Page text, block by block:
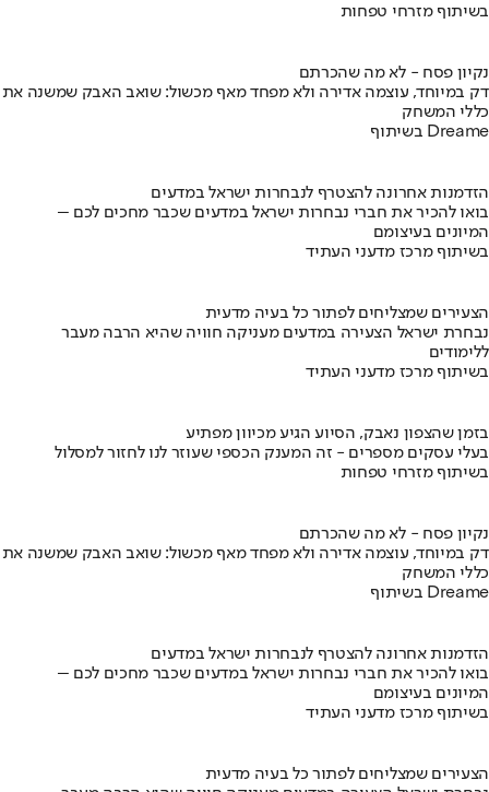
בשיתוף מזרחי טפחות
נקיון פסח - לא מה שהכרתם
דק במיוחד, עוצמה אדירה ולא מפחד מאף מכשול: שואב האבק שמשנה את
כללי המשחק
בשיתוף Dreame
הזדמנות אחרונה להצטרף לנבחרות ישראל במדעים
בואו להכיר את חברי נבחרות ישראל במדעים שכבר מחכים לכם –
המיונים בעיצומם
בשיתוף מרכז מדעני העתיד
הצעירים שמצליחים לפתור כל בעיה מדעית
נבחרת ישראל הצעירה במדעים מעניקה חוויה שהיא הרבה מעבר
ללימודים
בשיתוף מרכז מדעני העתיד
בזמן שהצפון נאבק, הסיוע הגיע מכיוון מפתיע
בעלי עסקים מספרים - זה המענק הכספי שעוזר לנו לחזור למסלול
בשיתוף מזרחי טפחות
נקיון פסח - לא מה שהכרתם
דק במיוחד, עוצמה אדירה ולא מפחד מאף מכשול: שואב האבק שמשנה את
כללי המשחק
בשיתוף Dreame
הזדמנות אחרונה להצטרף לנבחרות ישראל במדעים
בואו להכיר את חברי נבחרות ישראל במדעים שכבר מחכים לכם –
המיונים בעיצומם
בשיתוף מרכז מדעני העתיד
הצעירים שמצליחים לפתור כל בעיה מדעית